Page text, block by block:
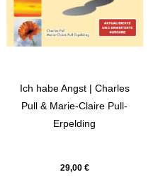
Ich habe Angst | Charles
Pull & Marie-Claire Pull-
Erpelding
29,00 €